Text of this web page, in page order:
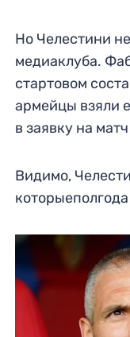
Но Челестини
медиаклуба.
стартовом
армейцы взяли
в заявку на
Видимо,